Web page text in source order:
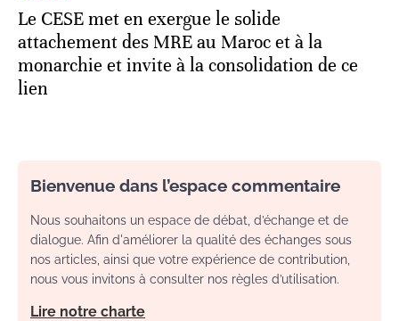
Le CESE met en exergue le solide
attachement des MRE au Maroc et à la
monarchie et invite à la consolidation de ce
lien
Bienvenue dans l’espace commentaire
Nous souhaitons un espace de débat, d’échange et de
dialogue. Afin d'améliorer la qualité des échanges sous
nos articles, ainsi que votre expérience de contribution,
nous vous invitons à consulter nos règles d’utilisation.
Lire notre charte